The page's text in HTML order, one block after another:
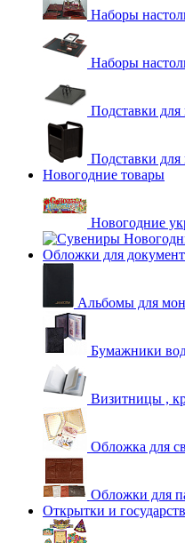
Наборы
Наборы
Подставки для
Подставки
Новогодние товары
Новогодние
Обложки для
Альбомы для
Бумажники
Визитницы ,
Обложка для
Обложки для
Открытки и